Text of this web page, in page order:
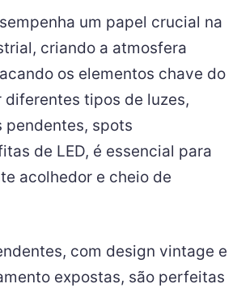
um papel crucial na
criando a atmosfera
os elementos chave do
diferentes tipos de luzes,
pendentes, spots
de LED, é essencial para
acolhedor e cheio de
com design vintage e
expostas, são perfeitas